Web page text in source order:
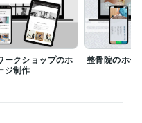
ークショップのホ
ジ制作
整骨院のホー